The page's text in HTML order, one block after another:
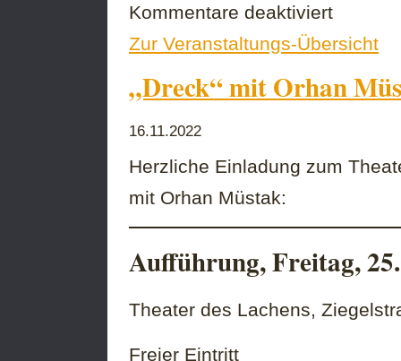
Kommentare deaktiviertHerzliche
Einladung
zum
Abschluss
des
Zur Veranstaltungs-Übersicht
„Dreck“ mit Orhan
16.11.2022
Herzliche Einladung zum
mit Orhan Müstak:
Aufführung, Freitag,
Theater des Lachens,
Freier Eintritt